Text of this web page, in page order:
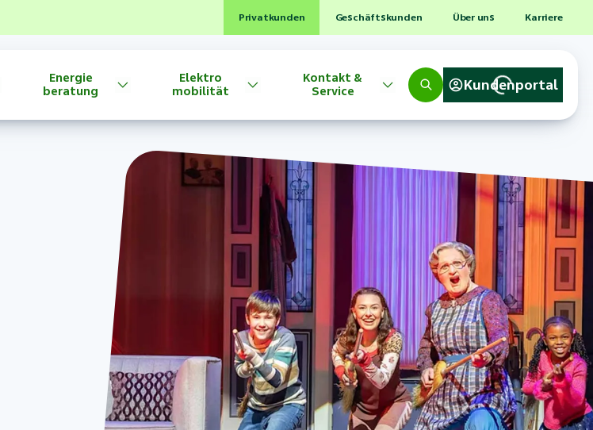
Privatkunden Geschäftskunden Über uns Karriere
Energie
beratung
Elektro
mobilität
Kontakt &
Service
Kundenportal